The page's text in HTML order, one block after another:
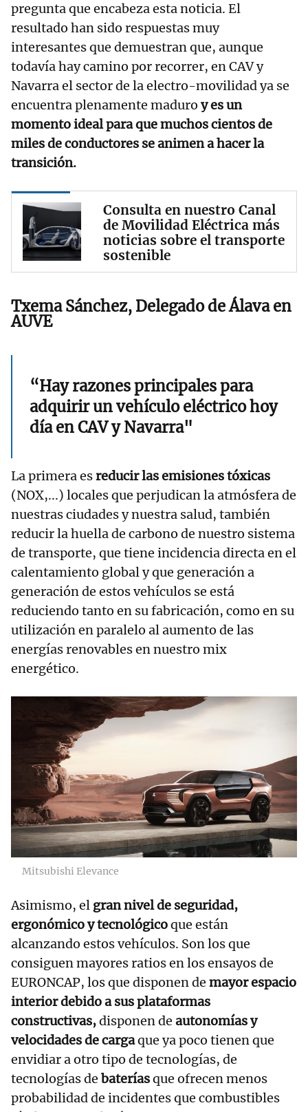
pregunta que encabeza esta noticia. El
resultado han sido respuestas muy
interesantes que demuestran que, aunque
todavía hay camino por recorrer, en CAV y
Navarra el sector de la electro-movilidad ya se
encuentra plenamente maduro y es un
momento ideal para que muchos cientos de
miles de conductores se animen a hacer la
transición.
Consulta en nuestro Canal
de Movilidad Eléctrica más
noticias sobre el transporte
sostenible
Txema Sánchez, Delegado de Álava en
AUVE
“Hay razones principales para
adquirir un vehículo eléctrico hoy
día en CAV y Navarra"
La primera esreducir las emisiones tóxicas
(NOX,...) locales que perjudican la atmósfera de
nuestras ciudades y nuestra salud, también
reducir la huella de carbono de nuestro sistema
de transporte, que tiene incidencia directa en el
calentamiento global y que generación a
generación de estos vehículos se está
reduciendo tanto en su fabricación, como en su
utilización en paralelo al aumento de las
energías renovables en nuestro mix
energético.
Mitsubishi Elevance
Asimismo, el gran nivel de seguridad,
ergonómico y tecnológicoque están
alcanzando estos vehículos. Son los que
consiguen mayores ratios en los ensayos de
EURONCAP, los que disponen de mayor espacio
interior debido a sus plataformas
constructivas,disponen de autonomías y
velocidades de cargaque ya poco tienen que
envidiar a otro tipo de tecnologías, de
tecnologías de bateríasque ofrecen menos
probabilidad de incidentes que combustibles